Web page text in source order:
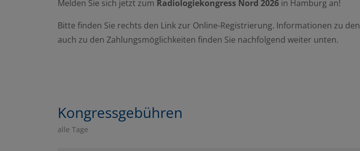
Melden Sie sich jetzt zum Radiologiekongress Nord 2026 in Hamburg an!
Bitte finden Sie rechts den Link zur Online-Registrierung. Informationen zu
auch zu den Zahlungsmöglichkeiten finden Sie nachfolgend weiter unten.
Kongressgebühren
alle Tage